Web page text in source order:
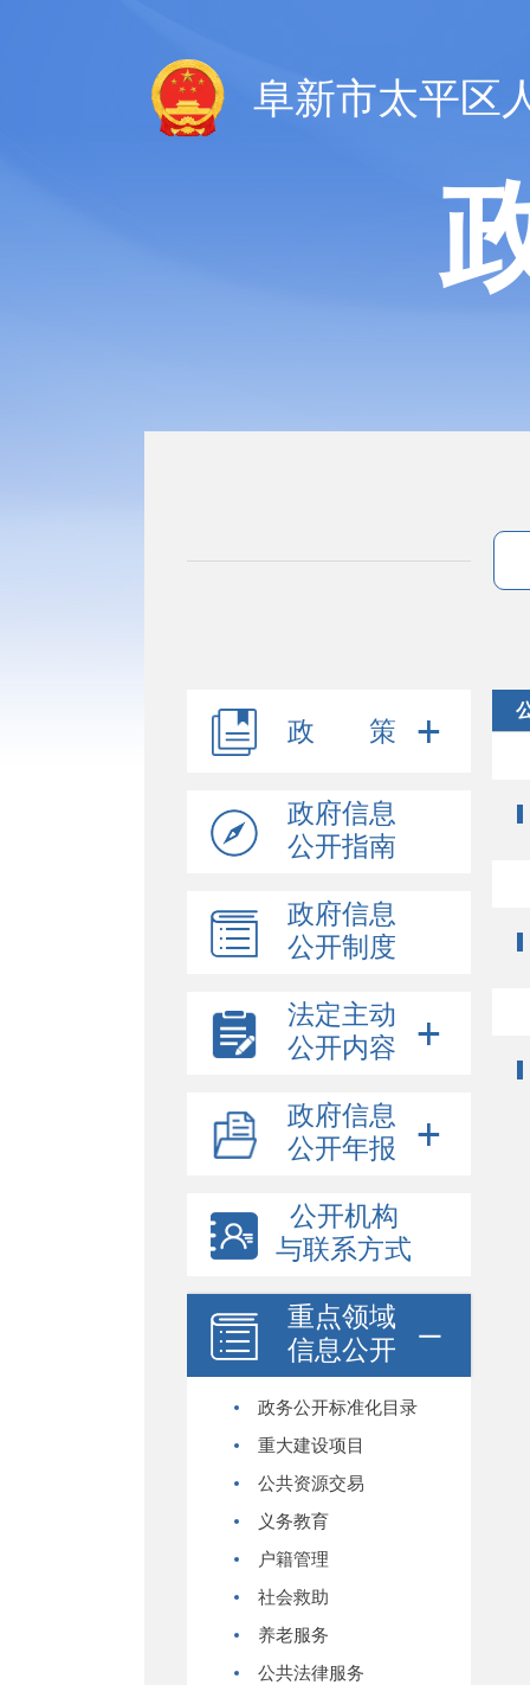
阜新市太平区
政 策
政府信息
公开指南
政府信息
公开制度
法定主动
公开内容
政府信息
公开年报
公开机构
与联系方式
重点领域
信息公开
政务公开标准化目录
重大建设项目
公共资源交易
义务教育
户籍管理
社会救助
养老服务
公共法律服务